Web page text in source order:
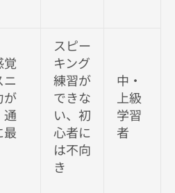
覚
ニ
が
通
最
スピー
キング
練習が
できな
い、初
心者に
は不向
き
中・
上級
学習
者